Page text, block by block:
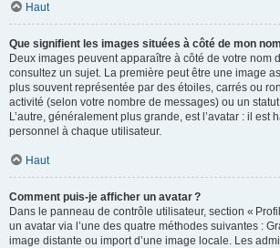
Haut
Que signifient les images situées à côté de mon
Deux images peuvent apparaître à côté de votre nom
consultez un sujet. La première peut être une image
plus souvent représentée par des étoiles, carrés ou
activité (selon votre nombre de messages) ou un
L’autre, généralement plus grande, est l’avatar : il est
personnel à chaque utilisateur.
Haut
Comment puis-je afficher un avatar ?
Dans le panneau de contrôle utilisateur, section «
un avatar via l’une des quatre méthodes suivantes :
image distante ou import d’une image locale. Les